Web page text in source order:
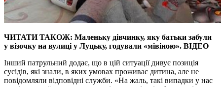
ЧИТАТИ ТАКОЖ: Маленьку дівчинку, яку батьки забули
у візочку на вулиці у Луцьку, годували «мівіною». ВІДЕО
Інший патрульний додає, що в цій ситуації дивує позиція
сусідів, які знали, в яких умовах проживає дитина, але не
повідомляли відповідні служби. «На жаль, такі випадки у нас